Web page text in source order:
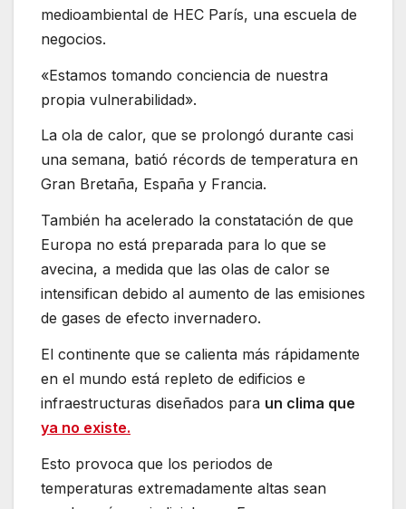
medioambiental de HEC París, una escuela de
negocios.
«Estamos tomando conciencia de nuestra
propia vulnerabilidad».
La ola de calor, que se prolongó durante casi
una semana, batió récords de temperatura en
Gran Bretaña, España y Francia.
También ha acelerado la constatación de que
Europa no está preparada para lo que se
avecina, a medida que las olas de calor se
intensifican debido al aumento de las emisiones
de gases de efecto invernadero.
El continente que se calienta más rápidamente
en el mundo está repleto de edificios e
infraestructuras diseñados para un clima que
ya no existe.
Esto provoca que los periodos de
temperaturas extremadamente altas sean